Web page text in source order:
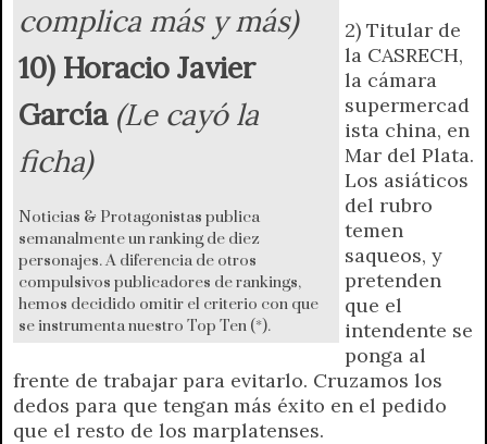
complica más y más)
10) Horacio Javier
García (Le cayó la
ficha)
Noticias & Protagonistas publica
semanalmente un ranking de diez
personajes. A diferencia de otros
compulsivos publicadores de rankings,
hemos decidido omitir el criterio con que
se instrumenta nuestro Top Ten (*).
2) Titular de
la CASRECH,
la cámara
supermercad
ista china, en
Mar del Plata.
Los asiáticos
del rubro
temen
saqueos, y
pretenden
que el
intendente se
ponga al
frente de trabajar para evitarlo. Cruzamos los
dedos para que tengan más éxito en el pedido
que el resto de los marplatenses.